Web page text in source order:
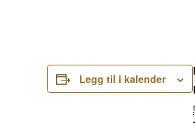
Legg til i kalender